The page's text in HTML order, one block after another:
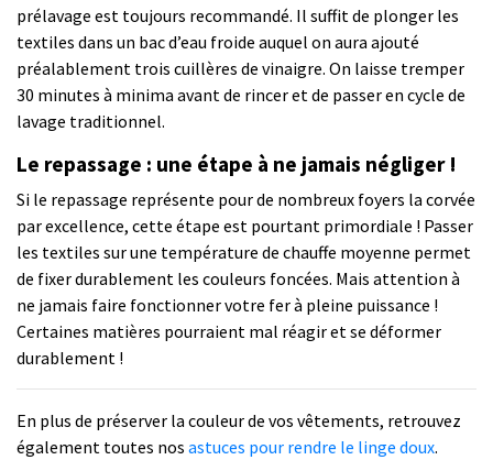
prélavage est toujours recommandé. Il suffit de plonger les
textiles dans un bac d’eau froide auquel on aura ajouté
préalablement trois cuillères de vinaigre. On laisse tremper
30 minutes à minima avant de rincer et de passer en cycle de
lavage traditionnel.
Le repassage : une étape à ne jamais négliger !
Si le repassage représente pour de nombreux foyers la corvée
par excellence, cette étape est pourtant primordiale ! Passer
les textiles sur une température de chauffe moyenne permet
de fixer durablement les couleurs foncées. Mais attention à
ne jamais faire fonctionner votre fer à pleine puissance !
Certaines matières pourraient mal réagir et se déformer
durablement !
En plus de préserver la couleur de vos vêtements, retrouvez
également toutes nos astuces pour rendre le linge doux.